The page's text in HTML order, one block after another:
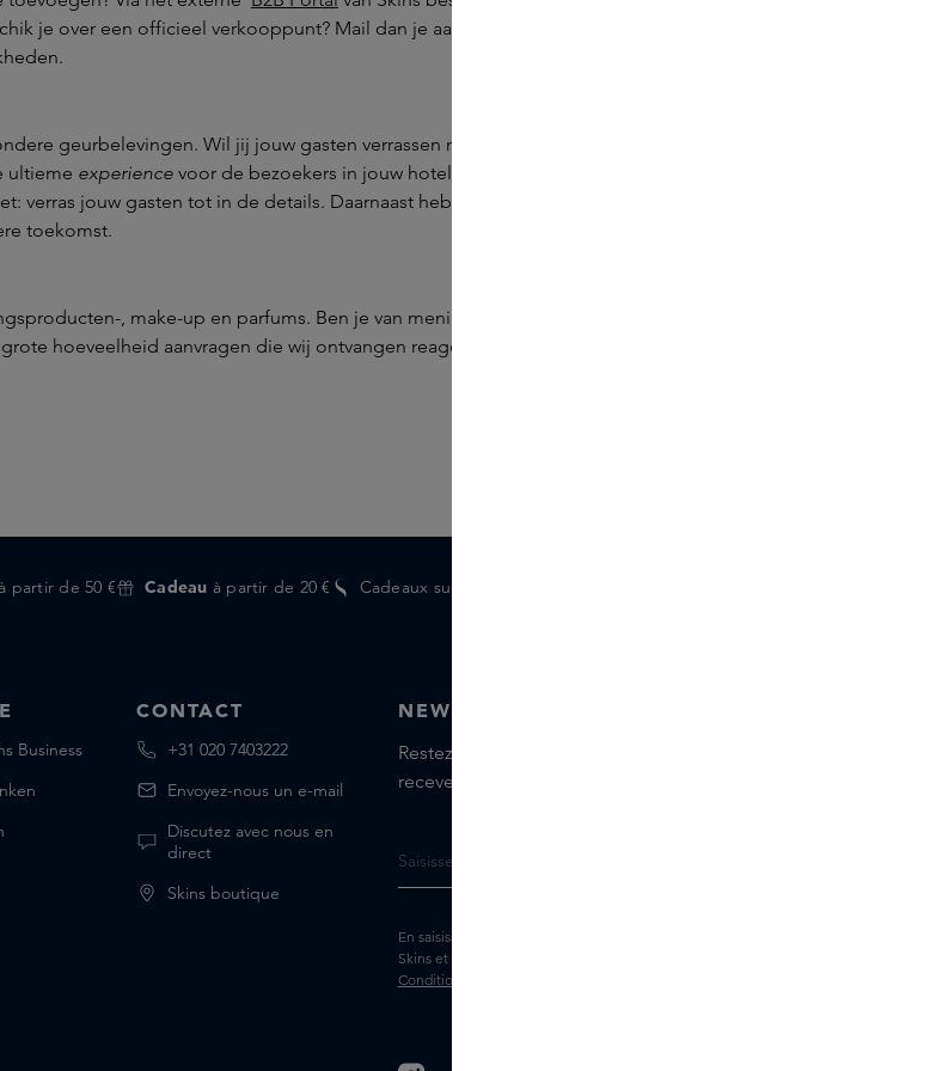
je over een officieel verkooppunt? Mail dan je aanvraag van de door jou gewenste merken
geurbelevingen. Wil jij jouw gasten verrassen met de verfijnde producten van Skins? Mail jouw
ultieme experience voor de bezoekers in jouw hotel, restaurant of werkplek. Van een memorabele
jouw gasten tot in de details. Daarnaast hebben we hervulbare flacons van een selectief aantal
toekomst.
, make-up en parfums. Ben je van mening dat jouw producten bij het Skins portfolio
hoeveelheid aanvragen die wij ontvangen reageren we enkel bij interesse.
à partir de 50 € Cadeau à partir de 20 € Cadeaux supplémentaires pour les membres
Business
CONTACT
+31 020 7403222
Envoyez-nous un e-mail
Discutez avec nous en
direct
Skins boutique
NEWSLETTER
Restez informé(e) des dernières marques et produits,
recevez les conseils de nos Skins Experts.
En saisissant votre adresse e-mail, vous acceptez de recevoir la newsletter
Skins et des messages marketing personnalisés par e-mail. Consultez les
Conditions générales